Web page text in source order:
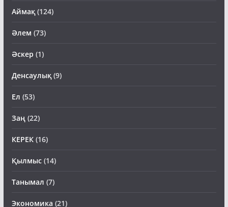
Аймақ(124)
Әлем (73)
Әскер (1)
Денсаулық(9)
Ел (53)
Заң(22)
КЕРЕК(16)
Қылмыс(14)
Танымал (7)
Экономика (21)